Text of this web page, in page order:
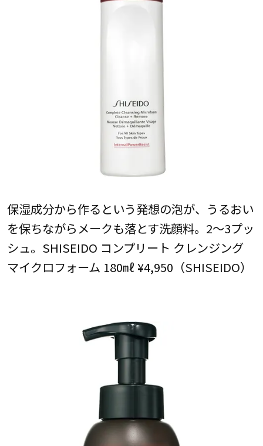
保湿成分から作るという発想の泡が、うるおい
を保ちながらメークも落とす洗顔料。2～3プッ
シュ。SHISEIDO コンプリート クレンジング
マイクロフォーム 180㎖ ¥4,950（SHISEIDO）